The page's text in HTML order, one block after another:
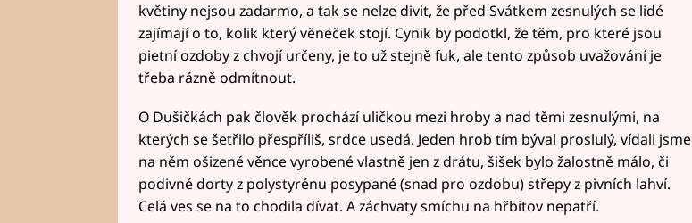
květiny nejsou zadarmo, a tak se nelze divit, že před Svátkem zesnulých se lidé
zajímají o to, kolik který věneček stojí. Cynik by podotkl, že těm, pro které jsou
pietní ozdoby z chvojí určeny, je to už stejně fuk, ale tento způsob uvažování je
třeba rázně odmítnout.
O Dušičkách pak člověk prochází uličkou mezi hroby a nad těmi zesnulými, na
kterých se šetřilo přespříliš, srdce usedá. Jeden hrob tím býval proslulý, vídali jsme
na něm ošizené věnce vyrobené vlastně jen z drátu, šišek bylo žalostně málo, či
podivné dorty z polystyrénu posypané (snad pro ozdobu) střepy z pivních lahví.
Celá ves se na to chodila dívat. A záchvaty smíchu na hřbitov nepatří.